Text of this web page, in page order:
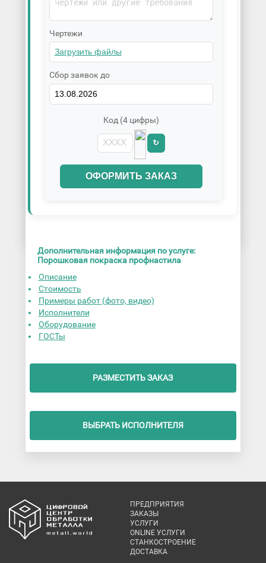
Чертежи
Сбор заявок до
Код (4 цифры)
↻
ОФОРМИТЬ ЗАКАЗ
Дополнительная информация по услуге:
Порошковая покраска профнастила
Описание
Стоимость
Примеры работ (фото, видео)
Исполнители
Оборудование
ГОСТы
РАЗМЕСТИТЬ ЗАКАЗ
ВЫБРАТЬ ИСПОЛНИТЕЛЯ
ПРЕДПРИЯТИЯ
ЗАКАЗЫ
УСЛУГИ
ONLINE УСЛУГИ
СТАНКОСТРОЕНИЕ
ДОСТАВКА